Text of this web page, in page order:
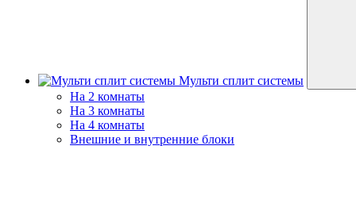
Мульти сплит системы
На 2 комнаты
На 3 комнаты
На 4 комнаты
Внешние и внутренние блоки